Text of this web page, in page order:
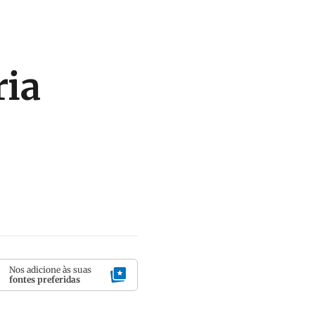
Nos adicione às suas
fontes preferidas